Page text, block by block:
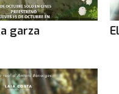
garza